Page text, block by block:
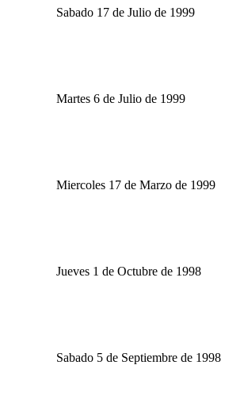
Sabado 17 de Julio de 1999
Martes 6 de Julio de 1999
Miercoles 17 de Marzo de 1999
Jueves 1 de Octubre de 1998
Sabado 5 de Septiembre de 1998